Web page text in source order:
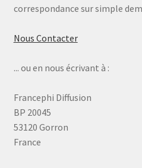
correspondance sur simple
Nous Contacter
... ou en nous écrivant à :
Francephi Diffusion
BP 20045
53120 Gorron
France